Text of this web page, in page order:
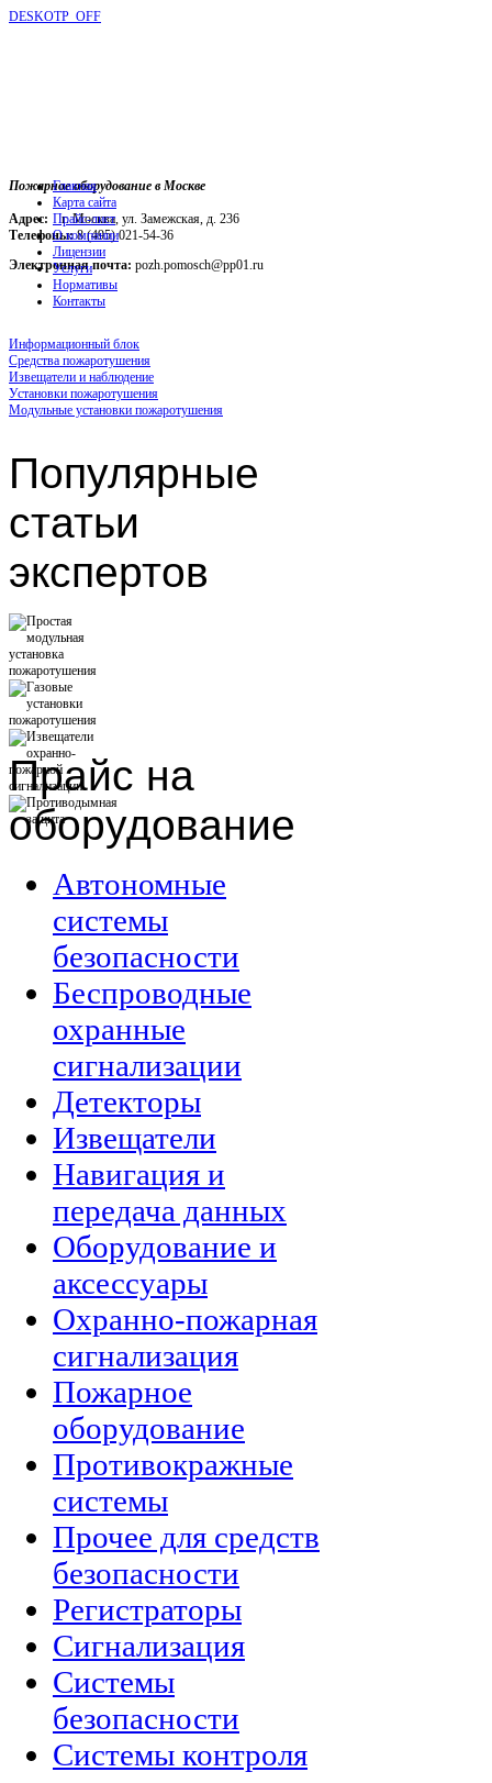
DESKOTP_OFF
Пожарное оборудование в Москве
Адрес: г. Москва, ул. Замежская, д. 236
Телефоны:8 (495) 021-54-36
Электронная почта: pozh.pomosch@pp01.ru
Главная
Карта сайта
Прайс-лист
О компании
Лицензии
Услуги
Нормативы
Контакты
Информационный блок
Средства пожаротушения
Извещатели и наблюдение
Установки пожаротушения
Модульные установки пожаротушения
Популярные
статьи
экспертов
Прайс на
оборудование
Автономные
системы
безопасности
Беспроводные
охранные
сигнализации
Детекторы
Извещатели
Навигация и
передача данных
Оборудование и
аксессуары
Охранно-пожарная
сигнализация
Пожарное
оборудование
Противокражные
системы
Прочее для средств
безопасности
Регистраторы
Сигнализация
Системы
безопасности
Системы контроля